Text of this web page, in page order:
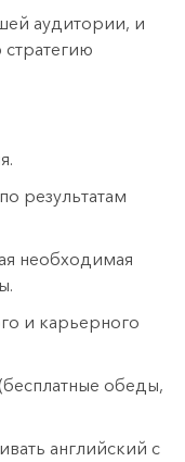
аудитории, и
стратегию
результатам
необходимая
и карьерного
обеды,
английский с